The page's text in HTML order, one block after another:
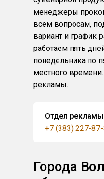
менеджеры
всем вопросам,
вариант и график
работаем пять
понедельника по
местного
рекламы.
Отдел
+7 (383) 227-
Города